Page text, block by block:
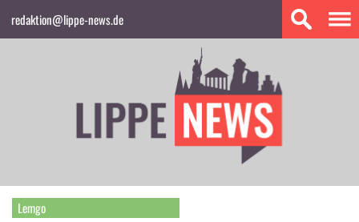
redaktion@lippe-news.de
Lemgo